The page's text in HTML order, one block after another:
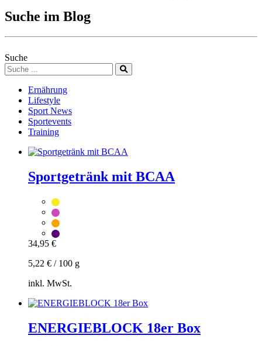
Suche im Blog
Suche
Ernährung
Lifestyle
Sport News
Sportevents
Training
Sportgetränk mit BCAA
34,95 €
5,22 € / 100 g
inkl. MwSt.
Zum
hinzufügen
Dieses
ENERGIEBLOCK 18er Box